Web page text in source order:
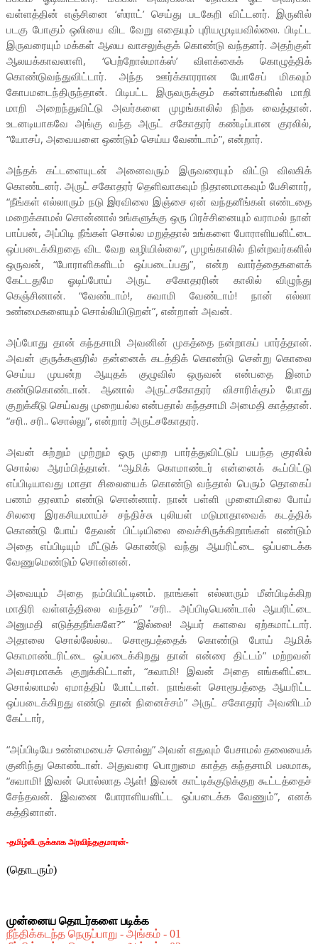
வள்ளத்தின் எஞ்சினை ‘ஸ்ராட்’ செய்து படகேறி விட்டனர். இருளில்
படகு போகும் ஒலியை விட வேறு எதையும் புரியமுடியவில்லை. பிடிட்ட
இருவரையும் மக்கள் ஆலய வாசலுக்குக் கொண்டு வந்தனர். அதற்குள்
ஆலயக்காவலாளி, ‘பெற்றோல்மாக்ஸ்’ விளக்கைக் கொழுத்திக்
கொண்டுவந்துவிட்டார். அந்த ஊர்க்காரரான யோசேப் மிகவும்
கோபமடைந்திருந்தான். பிடிபட்ட இருவருக்கும் கன்னங்களில் மாறி
மாறி அறைந்துவிட்டு அவர்களை முழங்காலில் நிற்க வைத்தான்.
உடனடியாகவே அங்கு வந்த அருட் சகோதரர் கண்டிப்பான குரலில்,
“யோசப், அவையளை ஒண்டும் செய்ய வேண்டாம்”, என்றார்.
அந்தக் கட்டளையுடன் அனைவரும் இருவரையும் விட்டு விலகிக்
கொண்டனர். அருட் சகோதரர் தெளிவாகவும் நிதானமாகவும் பேசினார்,
“நீங்கள் எல்லாரும் நடு இரவிலை இஞ்சை ஏன் வந்தனீங்கள் எண்டதை
மறைக்காமல் சொன்னால் உங்களுக்கு ஒரு பிரச்சினையும் வராமல் நான்
பாப்பன், அப்பிடி நீங்கள் சொல்ல மறுத்தால் உங்களை போராளியளிட்டை
ஒப்படைக்கிறதை விட வேற வழியில்லை”, முழங்காலில் நின்றவர்களில்
ஒருவன், “போராளிகளிடம் ஒப்படைப்பது”, என்ற வார்த்தைகளைக்
கேட்டதுமே ஓடிப்போய் அருட் சகோதரரின் காலில் விழுந்து
கெஞ்சினான். “வேண்டாம்!, சுவாமி வேண்டாம்! நான் எல்லா
உண்மைகளையும் சொல்லியிடுறன்”, என்றான் அவன்.
அப்போது தான் கந்தசாமி அவனின் முகத்தை நன்றாகப் பார்த்தான்.
அவன் குருக்களுரில் தன்னைக் கடத்திக் கொண்டு சென்று கொலை
செய்ய முயன்ற ஆயுதக் குழுவில் ஒருவன் என்பதை இனம்
கண்டுகொண்டான். ஆனால் அருட்சகோதரர் விசாரிக்கும் போது
குறுக்கீடு செய்வது முறையல்ல என்பதால் கந்தசாமி அமைதி காத்தான்.
“சரி.. சரி.. சொல்லு”, என்றார் அருட்சகோதரர்.
அவன் சுற்றும் முற்றும் ஒரு முறை பார்த்துவிட்டுப் பயந்த குரலில்
சொல்ல ஆரம்பித்தான். “ஆமிக் கொமாண்டர் என்னைக் கூப்பிட்டு
எப்பிடியாவது மாதா சிலையைக் கொண்டு வந்தால் பெரும் தொகைப்
பணம் தரலாம் எண்டு சொன்னார். நான் பள்ளி முனையிலை போய்
சிலரை இரகசியமாய்ச் சந்திச்சு புலியள் மடுமாதாவைக் கடத்திக்
கொண்டு போய் தேவன் பிட்டியிலை வைச்சிருக்கிறாங்கள் எண்டும்
அதை எப்பிடியும் மீட்டுக் கொண்டு வந்து ஆயரிட்டை ஒப்படைக்க
வேணுமெண்டும் சொன்னன்.
அவையும் அதை நம்பியிட்டினம். நாங்கள் எல்லாரும் மீன்பிடிக்கிற
மாதிரி வள்ளத்திலை வந்தம்” “சரி.. அப்பிடியெண்டால் ஆயரிட்டை
அனுமதி எடுத்தநீங்களே?” “இல்லை! ஆயர் களவை ஏற்கமாட்டார்.
அதாலை சொல்லேல்ல.. சொரூபத்தைக் கொண்டு போய் ஆமிக்
கொமாண்டரிட்டை ஒப்படைக்கிறது தான் என்ரை திட்டம்” மற்றவன்
அவசரமாகக் குறுக்கிட்டான், “சுவாமி! இவன் அதை எங்களிட்டை
சொல்லாமல் ஏமாத்திப் போட்டான். நாங்கள் சொரூபத்தை ஆயரிட்ட
ஒப்படைக்கிறது எண்டு தான் நினைச்சம்” அருட் சகோதரர் அவனிடம்
கேட்டார்,
“அப்பிடியே உண்மையைச் சொல்லு” அவன் எதுவும் பேசாமல் தலையைக்
குனிந்து கொண்டான். அதுவரை பொறுமை காத்த கந்தசாமி பலமாக,
“சுவாமி! இவன் பொல்லாத ஆள்! இவன் காட்டிக்குடுக்குற கூட்டத்தைச்
சேந்தவன். இவனை போராளியளிட்ட ஒப்படைக்க வேணும்”, எனக்
கத்தினான்.
-தமிழ்லீடருக்காக அரவிந்தகுமாரன்-
(தொடரும்)
முன்னைய தொடர்களை படிக்க
நீந்திக்கடந்த நெருப்பாறு - அங்கம் - 01